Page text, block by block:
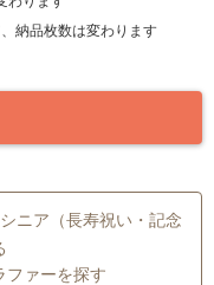
納品枚数は変わります
ニア（長寿祝い・記念
ファーを探す